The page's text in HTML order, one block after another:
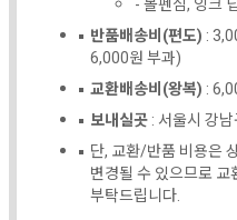
반품배송비(편도) :
6,000원 부과)
교환배송비(왕복) :
보내실곳: 서울시 강
단, 교환/반품 비용은
변경될 수 있으므로
부탁드립니다.